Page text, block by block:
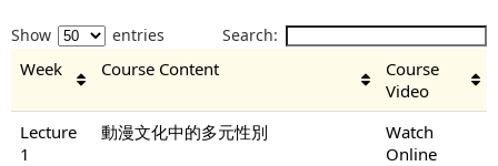
Show entries Search:
Week Course Content
Course
Video
Lecture
1
動漫文化中的多元性別
Watch
Online